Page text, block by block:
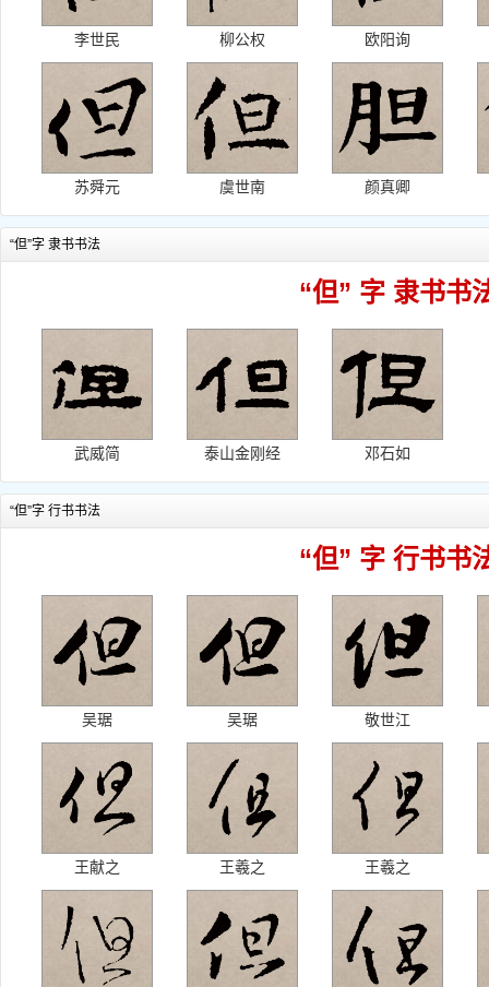
李世民 柳公权 欧阳询
苏舜元 虞世南 颜真卿
“但”字 隶书书法
“但” 字 隶书书
武威简 泰山金刚经 邓石如
“但”字 行书书法
“但” 字 行书书
吴琚 吴琚 敬世江
王献之 王羲之 王羲之